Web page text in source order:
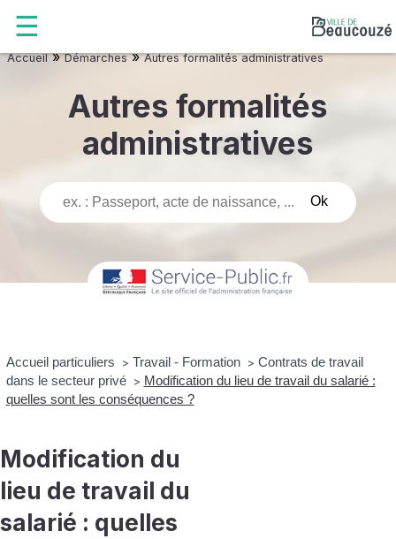
Accueil»Démarches»Autres formalités administratives
Autres formalités
administratives
Accueil particuliers > Travail - Formation > Contrats de travail
dans le secteur privé > Modification du lieu de travail du salarié :
quelles sont les conséquences ?
Modification du
lieu de travail du
salarié : quelles